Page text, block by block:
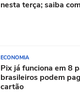
nesta terça; saiba
ECONOMIA
Pix já funciona em 8
brasileiros podem
cartão